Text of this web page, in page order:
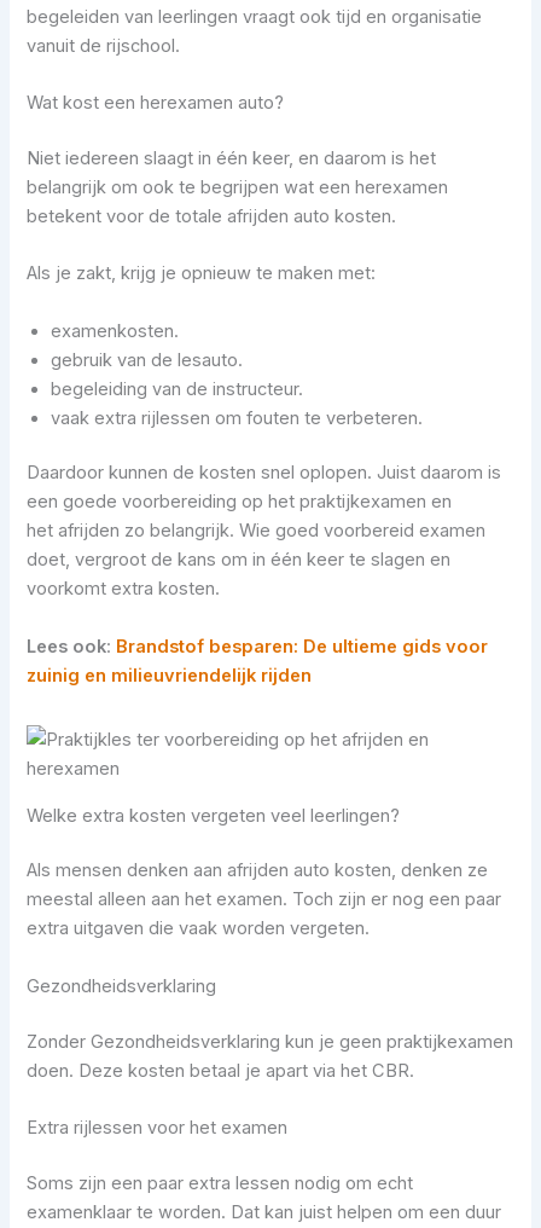
begeleiden van leerlingen vraagt ook tijd en organisatie
vanuit de rijschool.
Wat kost een herexamen auto?
Niet iedereen slaagt in één keer, en daarom is het
belangrijk om ook te begrijpen wat een herexamen
betekent voor de totale afrijden auto kosten.
Als je zakt, krijg je opnieuw te maken met:
examenkosten.
gebruik van de lesauto.
begeleiding van de instructeur.
vaak extra rijlessen om fouten te verbeteren.
Daardoor kunnen de kosten snel oplopen. Juist daarom is
een goede voorbereiding op het praktijkexamen en
het afrijden zo belangrijk. Wie goed voorbereid examen
doet, vergroot de kans om in één keer te slagen en
voorkomt extra kosten.
Lees ook: Brandstof besparen: De ultieme gids voor
zuinig en milieuvriendelijk rijden
Welke extra kosten vergeten veel leerlingen?
Als mensen denken aan afrijden auto kosten, denken ze
meestal alleen aan het examen. Toch zijn er nog een paar
extra uitgaven die vaak worden vergeten.
Gezondheidsverklaring
Zonder Gezondheidsverklaring kun je geen praktijkexamen
doen. Deze kosten betaal je apart via het CBR.
Extra rijlessen voor het examen
Soms zijn een paar extra lessen nodig om echt
examenklaar te worden. Dat kan juist helpen om een duur